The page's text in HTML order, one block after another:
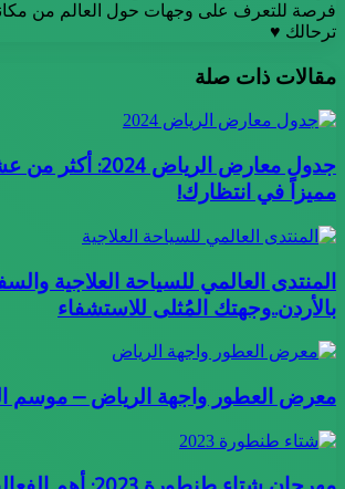
فرصة للتعرف على وجهات حول العالم من
ترحالك ♥
مقالات ذات صلة
جدول معارض الرياض
مميزاً في انتظارك!
المنتدى العالمي للسياحة العلاجية
بالأردن..وجهتك المُثلى للاستشفاء
معرض العطور واجهة الرياض – موسم